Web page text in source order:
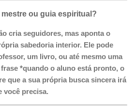
ou guia espiritual?
cria seguidores, mas aponta o
sabedoria interior. Ele pode
um livro, ou até mesmo uma
*quando o aluno está pronto, o
que a sua própria busca sincera irá
você precisa.